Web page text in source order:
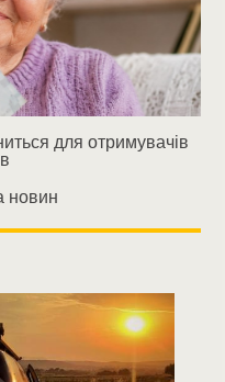
для отримувачів
новин